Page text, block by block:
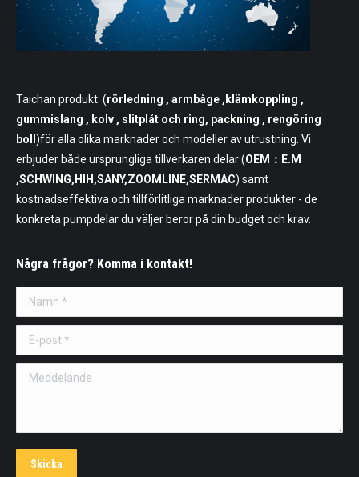
Taichan produkt: (rörledning , armbåge ,klämkoppling ,
gummislang , kolv , slitplåt och ring, packning , rengöring
boll )för alla olika marknader och modeller av utrustning. Vi
erbjuder både ursprungliga tillverkaren delar (OEM：E.M
,SCHWING,HIH,SANY,ZOOMLINE,SERMAC) samt
kostnadseffektiva och tillförlitliga marknader produkter - de
konkreta pumpdelar du väljer beror på din budget och krav.
Några frågor? Komma i kontakt!
Namn *
E-post *
Meddelande
Skicka